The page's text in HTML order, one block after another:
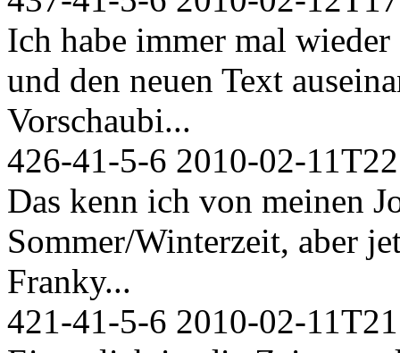
Ich habe immer mal
und den neuen Text
Vorschaubi...
426-41-5-6 2010-02-
Das kenn ich von meinen
Sommer/Winterzeit, aber
Franky...
421-41-5-6 2010-02-